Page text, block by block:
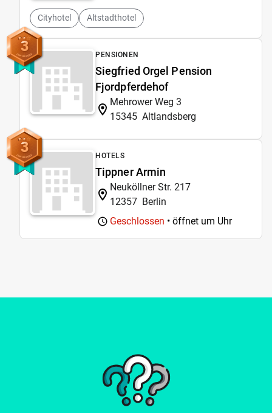
Cityhotel Altstadthotel
3 PENSIONEN
Siegfried Orgel Pension
Fjordpferdehof
Mehrower Weg 3
15345 Altlandsberg
3 HOTELS
Tippner Armin
Neuköllner Str. 217
12357 Berlin
Geschlossen • öffnet um Uhr